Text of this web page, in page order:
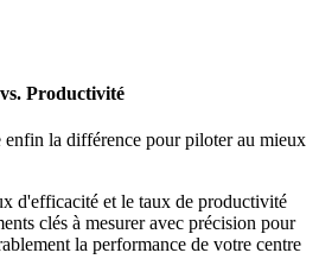
Productivité
la différence pour piloter au mieux
d'efficacité et le taux de productivité
clés à mesurer avec précision pour
la performance de votre centre